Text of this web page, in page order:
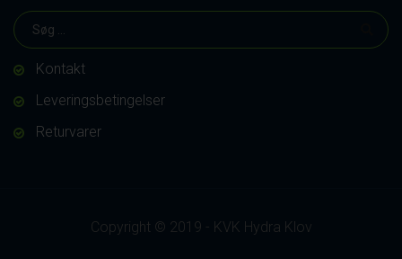
Kontakt
Leveringsbetingelser
Returvarer
Copyright © 2019 - KVK Hydra Klov